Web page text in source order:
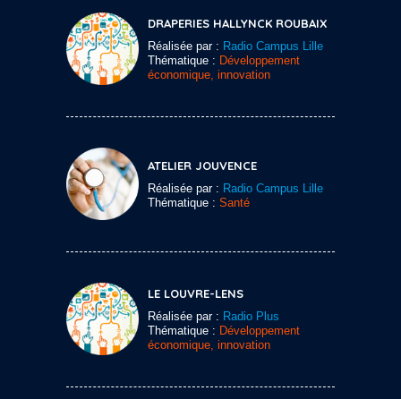
DRAPERIES HALLYNCK ROUBAIX
Réalisée par : Radio Campus Lille
Thématique : Développement
économique, innovation
ATELIER JOUVENCE
Réalisée par : Radio Campus Lille
Thématique : Santé
LE LOUVRE-LENS
Réalisée par : Radio Plus
Thématique : Développement
économique, innovation